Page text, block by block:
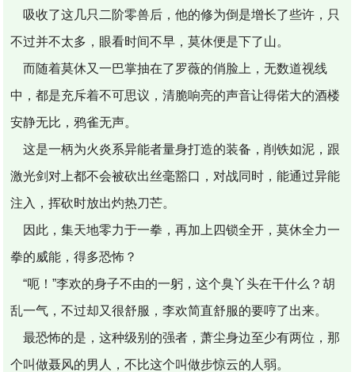
吸收了这几只二阶零兽后，他的修为倒是增长了些许，只
不过并不太多，眼看时间不早，莫休便是下了山。
而随着莫休又一巴掌抽在了罗薇的俏脸上，无数道视线
中，都是充斥着不可思议，清脆响亮的声音让得偌大的酒楼
安静无比，鸦雀无声。
这是一柄为火炎系异能者量身打造的装备，削铁如泥，跟
激光剑对上都不会被砍出丝毫豁口，对战同时，能通过异能
注入，挥砍时放出灼热刀芒。
因此，集天地零力于一拳，再加上四锁全开，莫休全力一
拳的威能，得多恐怖？
“呃！”李欢的身子不由的一躬，这个臭丫头在干什么？胡
乱一气，不过却又很舒服，李欢简直舒服的要哼了出来。
最恐怖的是，这种级别的强者，萧尘身边至少有两位，那
个叫做聂风的男人，不比这个叫做步惊云的人弱。